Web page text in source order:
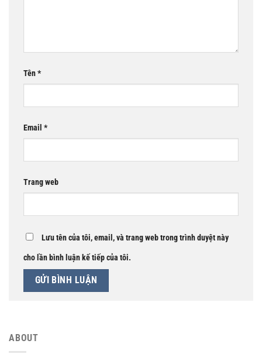
Tên*
Email *
Trang web
Lưu tên của tôi, email, và trang web trong trình duyệt này
cho lần bình luận kế tiếp của tôi.
ABOUT